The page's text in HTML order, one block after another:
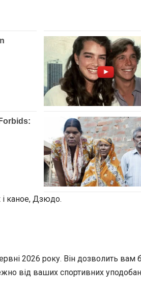
і каное, Дзюдо.
2026 року. Він дозволить вам
від ваших спортивних